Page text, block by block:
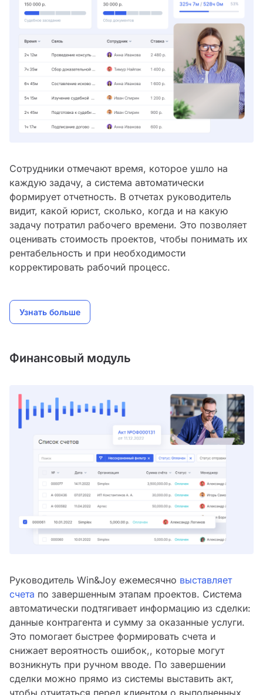
Сотрудники отмечают время, которое ушло на
каждую задачу, а система автоматически
формирует отчетность. В отчетах руководитель
видит, какой юрист, сколько, когда и на какую
задачу потратил рабочего времени. Это позволяет
оценивать стоимость проектов, чтобы понимать их
рентабельность и при необходимости
корректировать рабочий процесс.
Узнать больше
Финансовый модуль
Руководитель Win&Joy ежемесячно выставляет
счета по завершенным этапам проектов. Система
автоматически подтягивает информацию из сделки:
данные контрагента и сумму за оказанные услуги.
Это помогает быстрее формировать счета и
снижает вероятность ошибок,, которые могут
возникнуть при ручном вводе. По завершении
сделки можно прямо из системы выставить акт,